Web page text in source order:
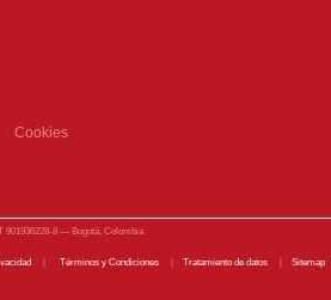
Cookies
901936228-8 — Bogotá, Colombia
Términos y Condiciones Tratamiento de datos Sitemap